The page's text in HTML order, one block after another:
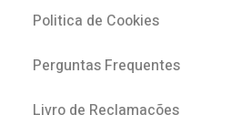
Politica de Cookies
Perguntas Frequentes
Livro de Reclamações